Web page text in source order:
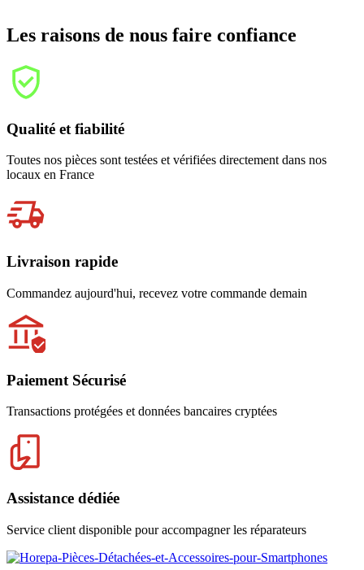
Les raisons de nous faire confiance
Qualité et fiabilité
Toutes nos pièces sont testées et vérifiées directement dans nos
locaux en France
Livraison rapide
Commandez aujourd'hui, recevez votre commande demain
Paiement Sécurisé
Transactions protégées et données bancaires cryptées
Assistance dédiée
Service client disponible pour accompagner les réparateurs